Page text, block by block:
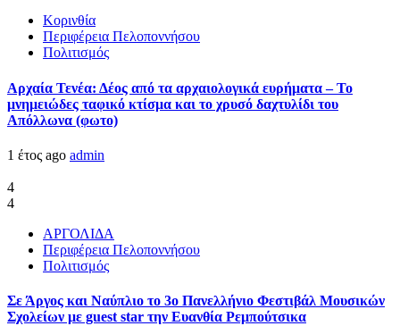
Κορινθία
Περιφέρεια Πελοποννήσου
Πολιτισμός
Αρχαία Τενέα: Δέος από τα αρχαιολογικά ευρήματα – Το
μνημειώδες ταφικό κτίσμα και το χρυσό δαχτυλίδι του
Απόλλωνα (φωτο)
1 έτος ago admin
4
4
ΑΡΓΟΛΙΔΑ
Περιφέρεια Πελοποννήσου
Πολιτισμός
Σε Άργος και Ναύπλιο το 3ο Πανελλήνιο Φεστιβάλ Μουσικών
Σχολείων με guest star την Ευανθία Ρεμπούτσικα